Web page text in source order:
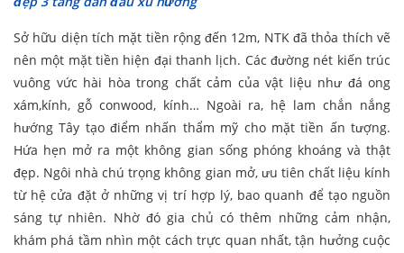
Sở hữu diện tích mặt tiền rộng đến 12m, NTK đã thỏa thích vẽ
nên một mặt tiền hiện đại thanh lịch. Các đường nét kiến trúc
vuông vức hài hòa trong chất cảm của vật liệu như đá ong
xám,kính, gỗ conwood, kính… Ngoài ra, hệ lam chắn nắng
hướng Tây tạo điểm nhấn thẩm mỹ cho mặt tiền ấn tượng.
Hứa hẹn mở ra một không gian sống phóng khoáng và thật
đẹp. Ngôi nhà chú trọng không gian mở, ưu tiên chất liệu kính
từ hệ cửa đặt ở những vị trí hợp lý, bao quanh để tạo nguồn
sáng tự nhiên. Nhờ đó gia chủ có thêm những cảm nhận,
khám phá tầm nhìn một cách trực quan nhất, tận hưởng cuộc